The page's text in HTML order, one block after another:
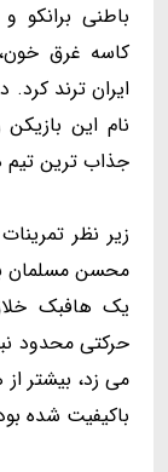
باطنی
کاسه غرق خون،
نام این
جذاب ترین تیم
زیر نظر
محسن مسلمان
یک هافبک
حرکتی محدود
می زد، بیشتر
باکیفیت شده